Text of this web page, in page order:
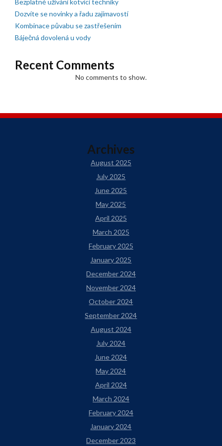
Bezplatné užívání kotvící techniky
Dozvíte se novinky a řadu zajímavostí
Kombinace půvabu se zastřešením
Báječná dovolená u vody
Recent Comments
No comments to show.
Archives
August 2025
July 2025
June 2025
May 2025
April 2025
March 2025
February 2025
January 2025
December 2024
November 2024
October 2024
September 2024
August 2024
July 2024
June 2024
May 2024
April 2024
March 2024
February 2024
January 2024
December 2023